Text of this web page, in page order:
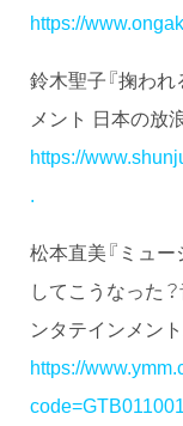
https://
鈴木聖子『掬わ
メント 日本の放
https://
.
松本直美『ミュ
してこうなった
ンタテインメン
https://